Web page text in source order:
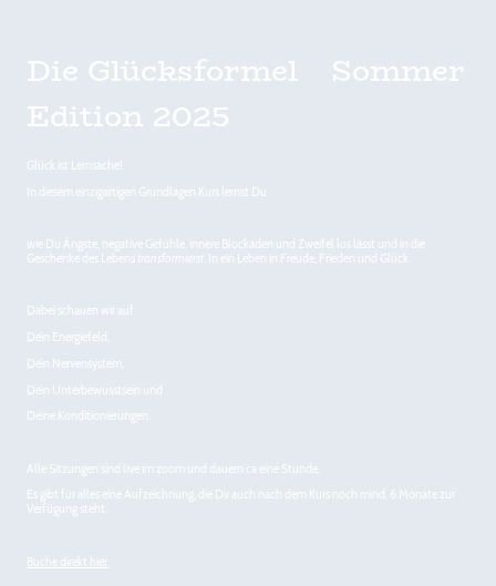
Die Glücksformel Sommer
Edition 2025
Glück ist Lernsache!
In diesem einzigartigen Grundlagen Kurs lernst Du
wie Du Ängste, negative Gefühle, innere Blockaden und Zweifel los lässt und in die
Geschenke des Lebens transformierst . In ein Leben in Freude, Frieden und Glück.
Dabei schauen wir auf
Dein Energiefeld,
Dein Nervensystem,
Dein Unterbewusstsein und
Deine Konditionierungen.
Alle Sitzungen sind live im zoom und dauern ca eine Stunde.
Es gibt für alles eine Aufzeichnung, die Dir auch nach dem Kurs noch mind. 6 Monate zur
Verfügung steht.
Buche direkt hier.